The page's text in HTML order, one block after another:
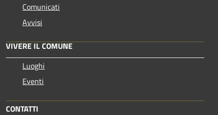
Comunicati
Avvisi
VIVERE IL COMUNE
Luoghi
Eventi
CONTATTI